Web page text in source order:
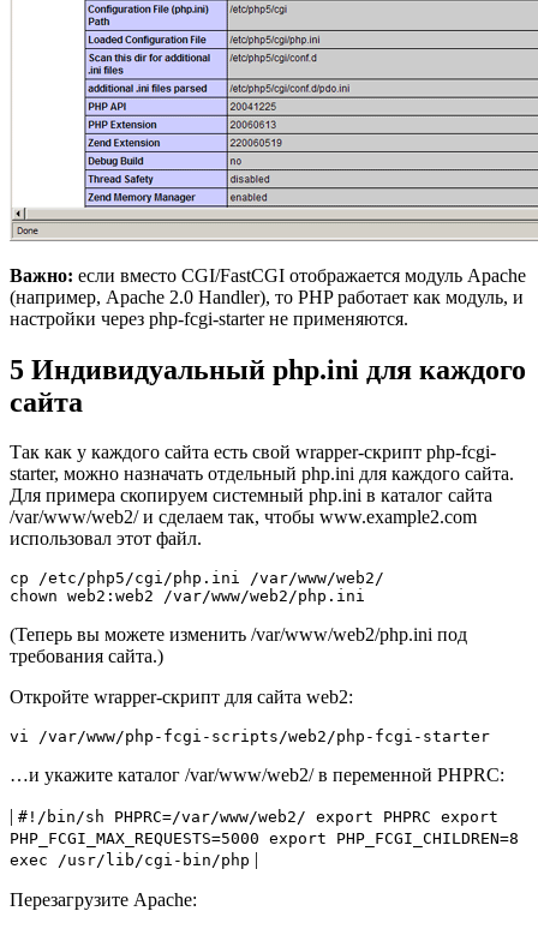
Важно: если вместо CGI/FastCGI отображается модуль Apache
(например, Apache 2.0 Handler), то PHP работает как модуль, и
настройки через php-fcgi-starter не применяются.
5 Индивидуальный php.ini для каждого
сайта
Так как у каждого сайта есть свой wrapper-скрипт php-fcgi-
starter, можно назначать отдельный php.ini для каждого сайта.
Для примера скопируем системный php.ini в каталог сайта
/var/www/web2/ и сделаем так, чтобы www.example2.com
использовал этот файл.
cp /etc/php5/cgi/php.ini /var/www/web2/
chown web2:web2 /var/www/web2/php.ini
(Теперь вы можете изменить /var/www/web2/php.ini под
требования сайта.)
Откройте wrapper-скрипт для сайта web2:
vi /var/www/php-fcgi-scripts/web2/php-fcgi-starter
…и укажите каталог /var/www/web2/ в переменной PHPRC:
| #!/bin/sh PHPRC=/var/www/web2/ export PHPRC export
PHP_FCGI_MAX_REQUESTS=5000 export PHP_FCGI_CHILDREN=8
exec /usr/lib/cgi-bin/php |
Перезагрузите Apache: